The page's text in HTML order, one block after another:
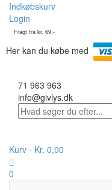
Indkøbskurv
Login
Fragt fra kr. 69,-
Her kan du købe med
71 963 963
info@givlys.dk
Kurv - Kr. 0,00
0